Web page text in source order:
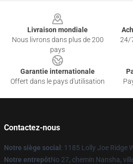
Livraison mondiale
Nous livrons dans plus de 200
pays
24/
Garantie internationale
Offert dans le pays d'utilisation
Contactez-nous
Notre siège social : 1185 Lolly Joe Ridge
Notre entrepôtNo 27, chemin Nansha,